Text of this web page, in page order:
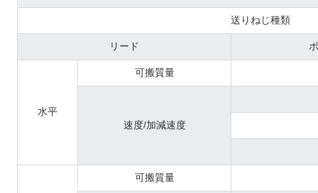
送りねじ種類
リード
水平
可搬質量
速度/加減速度
可搬質量